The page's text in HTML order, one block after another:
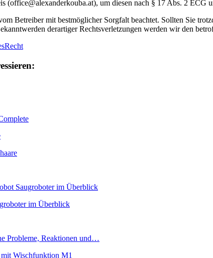
(office@alexanderkouba.at), um diesen nach § 17 Abs. 2 ECG
Betreiber mit bestmöglicher Sorgfalt beachtet. Sollten Sie
derartiger Rechtsverletzungen werden wir den
im Überblick
Probleme, Reaktionen und…